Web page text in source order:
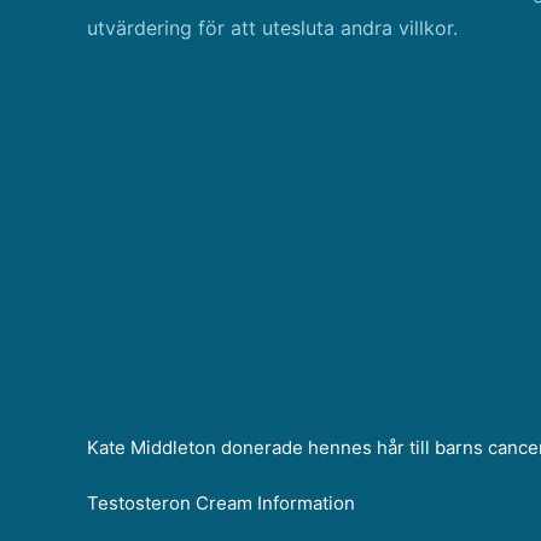
utvärdering för att utesluta andra villkor.
Kate Middleton donerade hennes hår till barns
Testosteron Cream Information